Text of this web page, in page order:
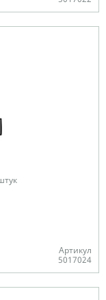
Артикул
5017024